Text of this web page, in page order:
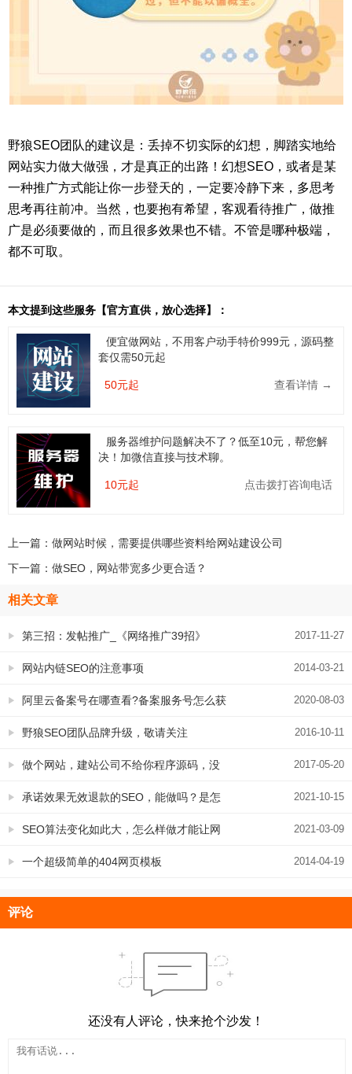
野狼SEO团队的建议是：丢掉不切实际的幻想，脚踏实地给
网站实力做大做强，才是真正的出路！幻想SEO，或者是某
一种推广方式能让你一步登天的，一定要冷静下来，多思考
思考再往前冲。当然，也要抱有希望，客观看待推广，做推
广是必须要做的，而且很多效果也不错。不管是哪种极端，
都不可取。
本文提到这些服务【官方直供，放心选择】：
便宜做网站，不用客户动手特价999元，源码整
套仅需50元起
50元起 查看详情 →
服务器维护问题解决不了？低至10元，帮您解
决！加微信直接与技术聊。
10元起 点击拨打咨询电话
上一篇： 做网站时候，需要提供哪些资料给网站建设公司
下一篇： 做SEO，网站带宽多少更合适？
相关文章
2017-11-27
第三招：发帖推广_《网络推广39招》
2014-03-21
网站内链SEO的注意事项
2020-08-03
阿里云备案号在哪查看?备案服务号怎么获
取？ 2016-10-11
野狼SEO团队品牌升级，敬请关注
2017-05-20
做个网站，建站公司不给你程序源码，没
法做SEO，到底是为什么？ 2021-10-15
承诺效果无效退款的SEO，能做吗？是怎
么实现的呢？ 2021-03-09
SEO算法变化如此大，怎么样做才能让网
站排名稳定 2014-04-19
一个超级简单的404网页模板
评论
还没有人评论，快来抢个沙发！